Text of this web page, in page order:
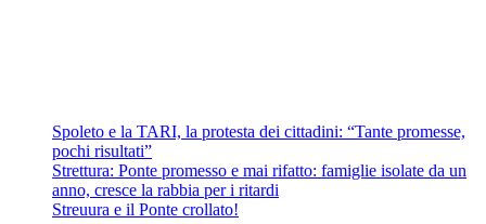
Spoleto e la TARI, la protesta dei cittadini: “Tante promesse,
pochi risultati”
Strettura: Ponte promesso e mai rifatto: famiglie isolate da un
anno, cresce la rabbia per i ritardi
Streuura e il Ponte crollato!